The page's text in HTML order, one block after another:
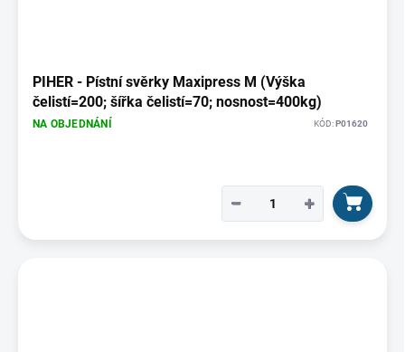
PIHER - Pístní svěrky Maxipress M (Výška
čelistí=200; šířka čelistí=70; nosnost=400kg)
NA OBJEDNÁNÍ KÓD:P01620
+
−